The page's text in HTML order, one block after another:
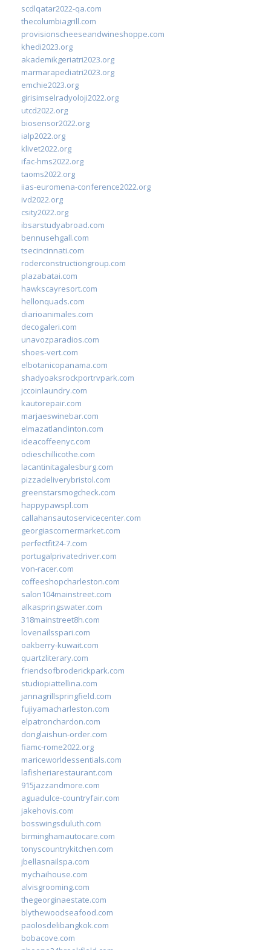
scdlqatar2022-qa.com
thecolumbiagrill.com
provisionscheeseandwineshoppe.com
khedi2023.org
akademikgeriatri2023.org
marmarapediatri2023.org
emchie2023.org
girisimselradyoloji2022.org
utcd2022.org
biosensor2022.org
ialp2022.org
klivet2022.org
ifac-hms2022.org
taoms2022.org
iias-euromena-conference2022.org
ivd2022.org
csity2022.org
ibsarstudyabroad.com
bennusehgall.com
tsecincinnati.com
roderconstructiongroup.com
plazabatai.com
hawkscayresort.com
hellonquads.com
diarioanimales.com
decogaleri.com
unavozparadios.com
shoes-vert.com
elbotanicopanama.com
shadyoaksrockportrvpark.com
jccoinlaundry.com
kautorepair.com
marjaeswinebar.com
elmazatlanclinton.com
ideacoffeenyc.com
odieschillicothe.com
lacantinitagalesburg.com
pizzadeliverybristol.com
greenstarsmogcheck.com
happypawspl.com
callahansautoservicecenter.com
georgiascornermarket.com
perfectfit24-7.com
portugalprivatedriver.com
von-racer.com
coffeeshopcharleston.com
salon104mainstreet.com
alkaspringswater.com
318mainstreet8h.com
lovenailsspari.com
oakberry-kuwait.com
quartzliterary.com
friendsofbroderickpark.com
studiopiattellina.com
jannagrillspringfield.com
fujiyamacharleston.com
elpatronchardon.com
donglaishun-order.com
fiamc-rome2022.org
mariceworldessentials.com
lafisheriarestaurant.com
915jazzandmore.com
aguadulce-countryfair.com
jakehovis.com
bosswingsduluth.com
birminghamautocare.com
tonyscountrykitchen.com
jbellasnailspa.com
mychaihouse.com
alvisgrooming.com
thegeorginaestate.com
blythewoodseafood.com
paolosdelibangkok.com
bobacove.com